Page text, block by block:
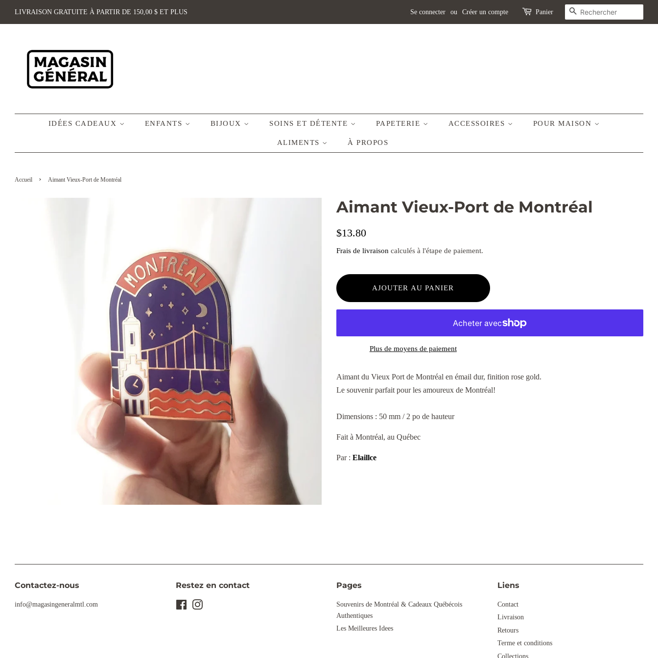
LIVRAISON GRATUITE À PARTIR DE 150,00 $ ET PLUS Se connecter ou Créer un compte Panier
R
E
IDÉES CADEAUX ENFANTS BIJOUX SOINS ET DÉTENTE PAPETERIE ACCESSOIRES POUR MAISON
ALIMENTS À PROPOS
Accueil › Aimant Vieux-Port de Montréal
Aimant Vieux-Port de Montréal
Prix
$13.80
Frais de livraison calculés à l'étape de paiement.
AJOUTER AU PANIER
Plus de moyens de paiement
Aimant du Vieux Port de Montréal en émail dur, finition rose gold.
Le souvenir parfait pour les amoureux de Montréal!
Dimensions : 50 mm / 2 po de hauteur
Fait à Montréal, au Québec
Par : Elaillce
Contactez-nous
info@magasingeneralmtl.com
Restez en contact
FacebookInstagram
Pages
Souvenirs de Montréal & Cadeaux Québécois
Authentiques
Les Meilleures Idees
Liens
Contact
Livraison
Retours
Terme et conditions
Collections